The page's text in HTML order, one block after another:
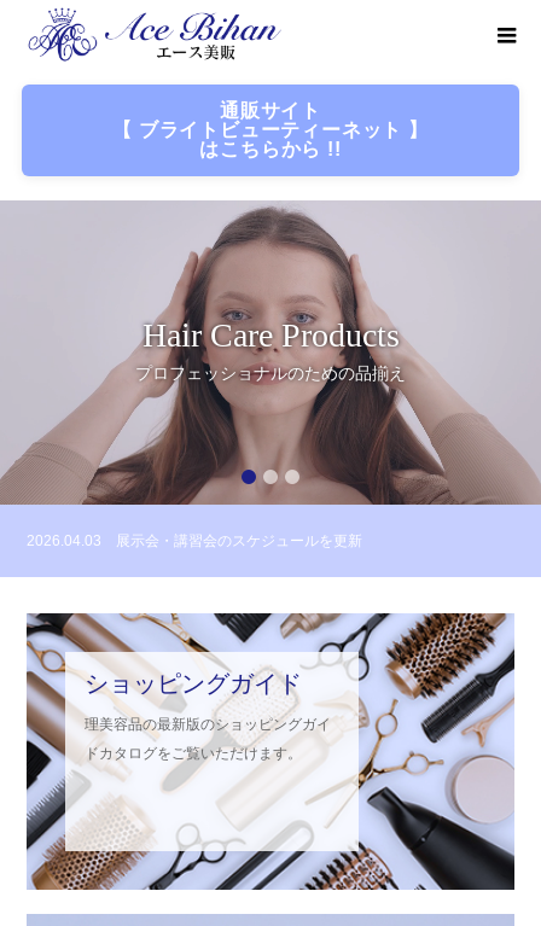
通販サイト
【 ブライトビューティーネット 】
はこちらから !!
Hair Care Products
プロフェッショナルのための品揃え
1
2026.04.03 展示会・講習会のスケジュールを更新
2026.04.14 ショッピングガイド VOL.44を公開しました
ショッピングガイド
理美容品の最新版のショッピングガイ
ドカタログをご覧いただけます。